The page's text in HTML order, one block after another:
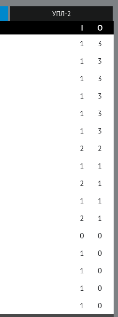
УПЛ-2
І
О
1
3
1
3
1
3
1
3
1
3
1
3
2
2
1
1
2
1
1
1
2
1
0
0
1
0
1
0
1
0
1 0